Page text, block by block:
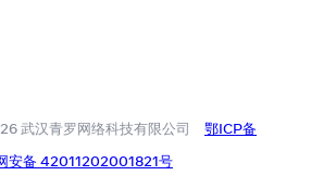
武汉青罗网络科技有限公司
鄂ICP备
安备 42011202001821号